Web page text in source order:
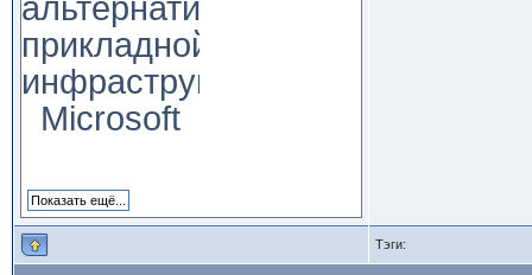
альтернатива
прикладной
инфраструктуре
Microsoft
Тэги: